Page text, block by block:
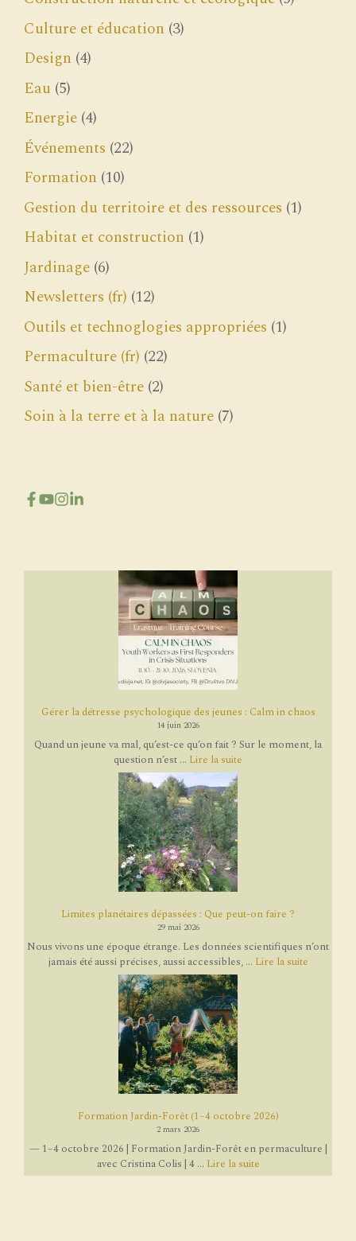
Culture et éducation (3)
Design (4)
Eau (5)
Energie (4)
Événements (22)
Formation (10)
Gestion du territoire et des ressources (1)
Habitat et construction (1)
Jardinage (6)
Newsletters (fr) (12)
Outils et technoglogies appropriées (1)
Permaculture (fr) (22)
Santé et bien-être (2)
Soin à la terre et à la nature (7)
Gérer la détresse psychologique des jeunes : Calm in chaos
14 juin 2026
Quand un jeune va mal, qu’est-ce qu’on fait ? Sur le moment, la
question n’est ... Lire la suite
Limites planétaires dépassées : Que peut-on faire ?
29 mai 2026
Nous vivons une époque étrange. Les données scientifiques n’ont
jamais été aussi précises, aussi accessibles, ... Lire la suite
Formation Jardin-Forêt (1–4 octobre 2026)
2 mars 2026
— 1–4 octobre 2026 | Formation Jardin-Forêt en permaculture |
avec Cristina Colis | 4 ... Lire la suite